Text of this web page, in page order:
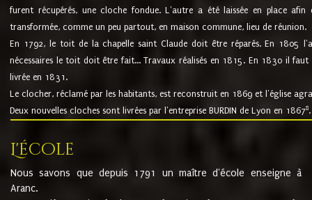
furent récupérés, une cloche fondue. L'autre a été laissée en place
transformée, comme un peu partout, en maison commune, lieu de réunion.
En 1792, le toit de la chapelle saint Claude doit être réparés. En 1805
nécessaires le toit doit être fait... Travaux réalisés en 1815. En 1830 il
livrée en 1831.
Le clocher, réclamé par les habitants, est reconstruit en 1869 et l'église
Deux nouvelles cloches sont livrées par l'entreprise BURDIN de Lyon en 18678.
L'école
Nous savons que depuis 1791 un maître d'école enseigne à
Aranc.